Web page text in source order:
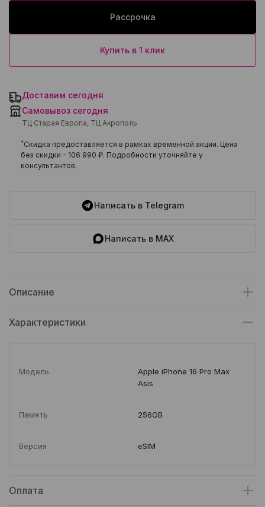
Рассрочка
Купить в 1 клик
Доставим сегодня
Самовывоз сегодня
ТЦ Старая Европа, ТЦ Акрополь
*Скидка предоставляется в рамках временной акции. Цена
без скидки - 106 990 ₽. Подробности уточняйте у
консультантов.
Написать в Telegram
Написать в MAX
Описание
Характеристики
Модель
Apple iPhone 16 Pro Max
Asis
Память 256GB
Версия eSIM
Оплата